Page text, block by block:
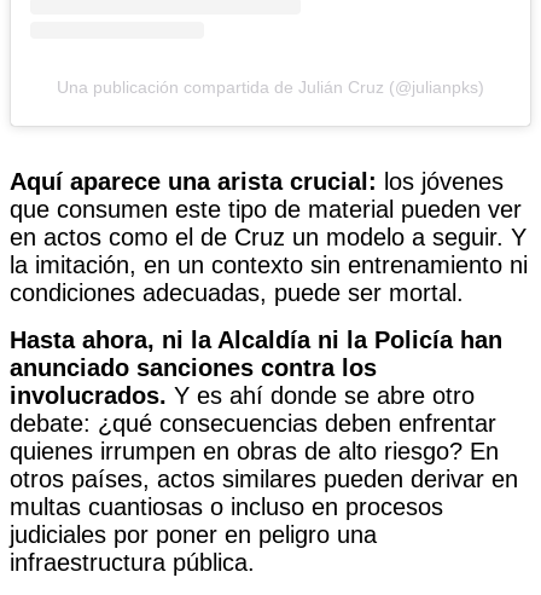
Una publicación compartida de Julián Cruz (@julianpks)
Aquí aparece una arista crucial: los jóvenes
que consumen este tipo de material pueden ver
en actos como el de Cruz un modelo a seguir. Y
la imitación, en un contexto sin entrenamiento ni
condiciones adecuadas, puede ser mortal.
Hasta ahora, ni la Alcaldía ni la Policía han
anunciado sanciones contra los
involucrados. Y es ahí donde se abre otro
debate: ¿qué consecuencias deben enfrentar
quienes irrumpen en obras de alto riesgo? En
otros países, actos similares pueden derivar en
multas cuantiosas o incluso en procesos
judiciales por poner en peligro una
infraestructura pública.